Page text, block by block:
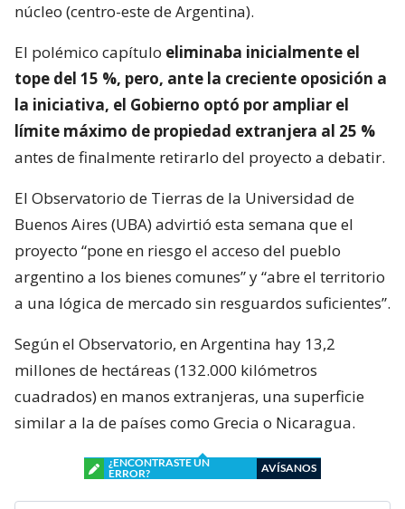
núcleo (centro-este de Argentina).
El polémico capítulo eliminaba inicialmente el
tope del 15 %, pero, ante la creciente oposición a
la iniciativa, el Gobierno optó por ampliar el
límite máximo de propiedad extranjera al 25 %
antes de finalmente retirarlo del proyecto a debatir.
El Observatorio de Tierras de la Universidad de
Buenos Aires (UBA) advirtió esta semana que el
proyecto “pone en riesgo el acceso del pueblo
argentino a los bienes comunes” y “abre el territorio
a una lógica de mercado sin resguardos suficientes”.
Según el Observatorio, en Argentina hay 13,2
millones de hectáreas (132.000 kilómetros
cuadrados) en manos extranjeras, una superficie
similar a la de países como Grecia o Nicaragua.
¿ENCONTRASTE UN
ERROR?
AVÍSANOS